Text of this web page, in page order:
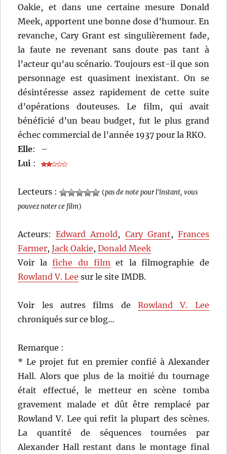
Oakie, et dans une certaine mesure Donald
Meek, apportent une bonne dose d’humour. En
revanche, Cary Grant est singulièrement fade,
la faute ne revenant sans doute pas tant à
l’acteur qu’au scénario. Toujours est-il que son
personnage est quasiment inexistant. On se
désintéresse assez rapidement de cette suite
d’opérations douteuses. Le film, qui avait
bénéficié d’un beau budget, fut le plus grand
échec commercial de l’année 1937 pour la RKO.
Elle:
–
Lui :
Lecteurs : (pas de note pour l'instant, vous
pouvez noter ce film)
Acteurs:Edward Arnold, Cary Grant, Frances
Farmer,Jack Oakie,Donald Meek
Voir lafiche du filmet la filmographie de
Rowland V. Lee sur le site IMDB.
Voir les autres films deRowland V. Lee
chroniqués sur ce blog…
Remarque :
* Le projet fut en premier confié à Alexander
Hall. Alors que plus de la moitié du tournage
était effectué, le metteur en scène tomba
gravement malade et dût être remplacé par
Rowland V. Lee qui refit la plupart des scènes.
La quantité de séquences tournées par
Alexander Hall restant dans le montage final